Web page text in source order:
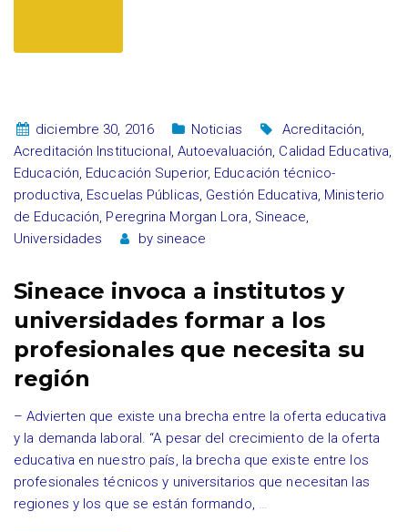
diciembre 30, 2016 Noticias Acreditación,
Acreditación Institucional, Autoevaluación, Calidad Educativa,
Educación, Educación Superior, Educación técnico-
productiva, Escuelas Públicas, Gestión Educativa, Ministerio
de Educación, Peregrina Morgan Lora, Sineace,
Universidades
by sineace
Sineace invoca a institutos y
universidades formar a los
profesionales que necesita su
región
– Advierten que existe una brecha entre la oferta educativa
y la demanda laboral. “A pesar del crecimiento de la oferta
educativa en nuestro país, la brecha que existe entre los
profesionales técnicos y universitarios que necesitan las
regiones y los que se están formando, …